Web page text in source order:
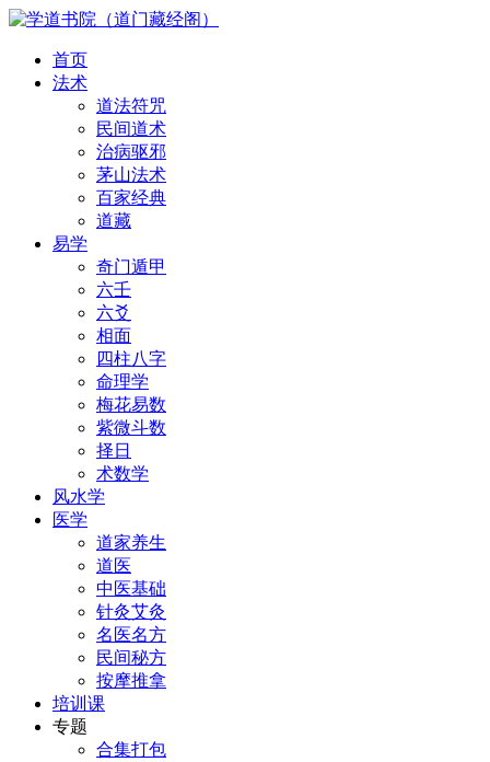
首页
法术
道法符咒
民间道术
治病驱邪
茅山法术
百家经典
道藏
易学
奇门遁甲
六壬
六爻
相面
四柱八字
命理学
梅花易数
紫微斗数
择日
术数学
风水学
医学
道家养生
道医
中医基础
针灸艾灸
名医名方
民间秘方
按摩推拿
培训课
专题
合集打包